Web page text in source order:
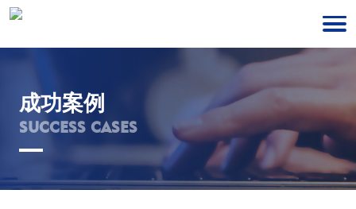
成功案例
SUCCESS CASES